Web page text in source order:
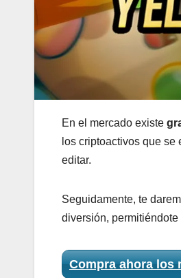
En el mercado existe
los criptoactivos que
editar.
Seguidamente, te
diversión,
Compra ahora los